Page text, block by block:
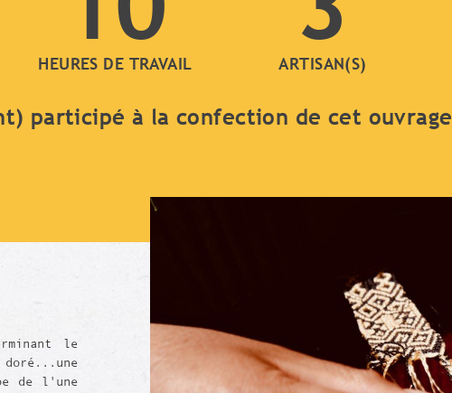
HEURES DE TRAVAIL ARTISAN(S)
participé à la confection de cet ouvrage
le
de l'une